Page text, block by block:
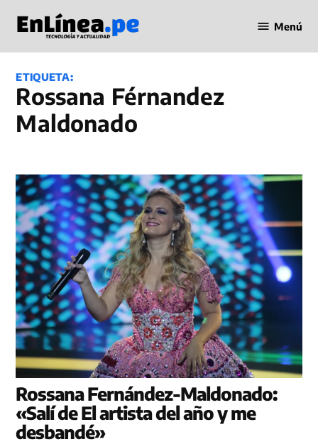
contenido
en Línea
Menú
ETIQUETA:
Rossana Férnandez
Maldonado
Rossana Fernández-Maldonado:
«Salí de El artista del año y me
desbandé»